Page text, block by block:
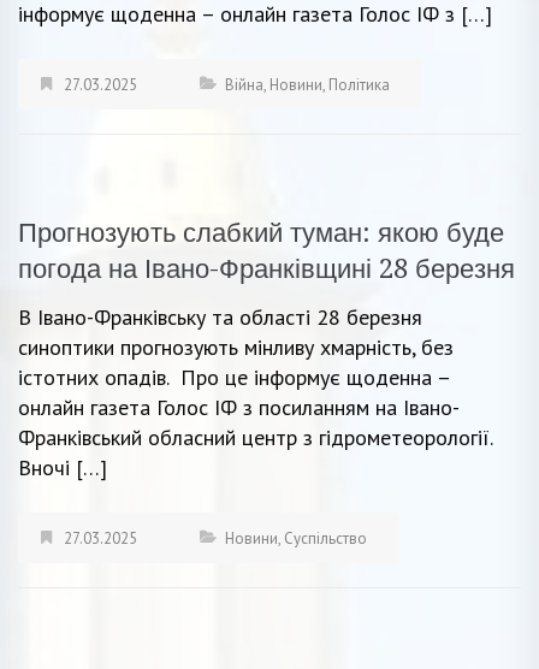
інформує щоденна – онлайн газета Голос ІФ з […]
27.03.2025 Війна, Новини, Політика
Прогнозують слабкий туман: якою буде
погода на Івано-Франківщині 28 березня
В Івано-Франківську та області 28 березня
синоптики прогнозують мінливу хмарність, без
істотних опадів. Про це інформує щоденна –
онлайн газета Голос ІФ з посиланням на Івано-
Франківський обласний центр з гідрометеорології.
Вночі […]
27.03.2025 Новини, Суспільство